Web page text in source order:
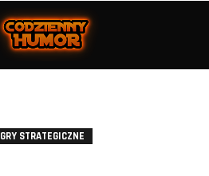
GRY STRATEGICZNE